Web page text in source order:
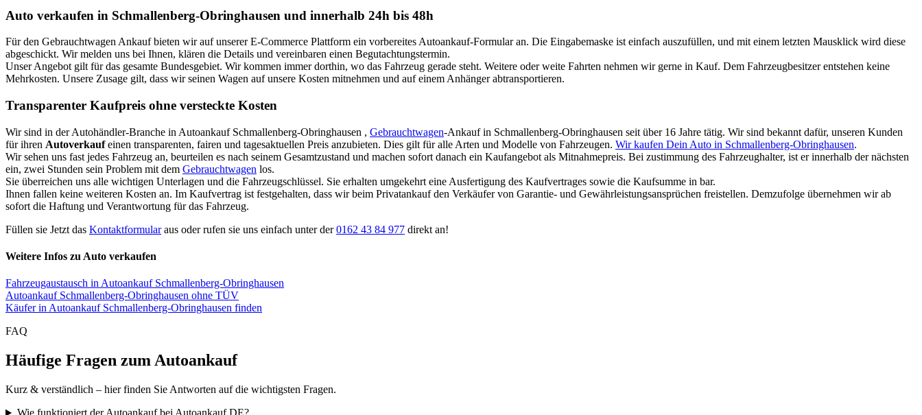
Auto verkaufen in Schmallenberg-Obringhausen und innerhalb 24h bis 48h
Für den Gebrauchtwagen Ankauf bieten wir auf unserer E-Commerce Plattform ein vorbereites Autoankauf-Formular an. Die Eingabemaske ist einfach auszufüllen, und mit einem letzten Mausklick wird diese
abgeschickt. Wir melden uns bei Ihnen, klären die Details und vereinbaren einen Begutachtungstermin.
Unser Angebot gilt für das gesamte Bundesgebiet. Wir kommen immer dorthin, wo das Fahrzeug gerade steht. Weitere oder weite Fahrten nehmen wir gerne in Kauf. Dem Fahrzeugbesitzer entstehen keine
Mehrkosten. Unsere Zusage gilt, dass wir seinen Wagen auf unsere Kosten mitnehmen und auf einem Anhänger abtransportieren.
Transparenter Kaufpreis ohne versteckte Kosten
Wir sind in der Autohändler-Branche in Autoankauf Schmallenberg-Obringhausen , Gebrauchtwagen-Ankauf in Schmallenberg-Obringhausen seit über 16 Jahre tätig. Wir sind bekannt dafür, unseren Kunden
für ihren Autoverkaufeinen transparenten, fairen und tagesaktuellen Preis anzubieten. Dies gilt für alle Arten und Modelle von Fahrzeugen. Wir kaufen Dein Auto in Schmallenberg-Obringhausen.
Wir sehen uns fast jedes Fahrzeug an, beurteilen es nach seinem Gesamtzustand und machen sofort danach ein Kaufangebot als Mitnahmepreis. Bei zustimmung des Fahrzeughalter, ist er innerhalb der nächsten
ein, zwei Stunden sein Problem mit dem Gebrauchtwagen los.
Sie überreichen uns alle wichtigen Unterlagen und die Fahrzeugschlüssel. Sie erhalten umgekehrt eine Ausfertigung des Kaufvertrages sowie die Kaufsumme in bar.
Ihnen fallen keine weiteren Kosten an. Im Kaufvertrag ist festgehalten, dass wir beim Privatankauf den Verkäufer von Garantie- und Gewährleistungsansprüchen freistellen. Demzufolge übernehmen wir ab
sofort die Haftung und Verantwortung für das Fahrzeug.
Füllen sie Jetzt das Kontaktformularaus oder rufen sie uns einfach unter der0162 43 84 977 direkt an!
Weitere Infos zu Auto verkaufen
Fahrzeugaustausch in Autoankauf Schmallenberg-Obringhausen
Autoankauf Schmallenberg-Obringhausen ohne TÜV
Käufer in Autoankauf Schmallenberg-Obringhausen finden
FAQ
Häufige Fragen zum Autoankauf
Kurz & verständlich – hier finden Sie Antworten auf die wichtigsten Fragen.